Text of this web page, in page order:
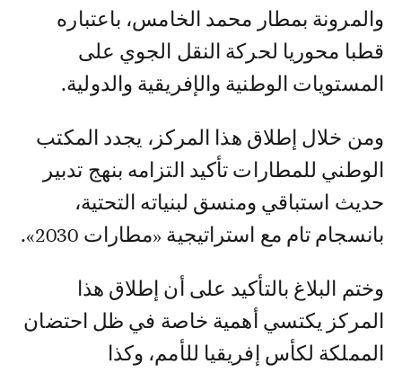
والمرونة بمطار محمد الخامس، باعتباره
قطبا محوريا لحركة النقل الجوي على
المستويات الوطنية والإفريقية والدولية.
ومن خلال إطلاق هذا المركز، يجدد المكتب
الوطني للمطارات تأكيد التزامه بنهج تدبير
حديث استباقي ومنسق لبنياته التحتية،
بانسجام تام مع استراتيجية «مطارات 2030».
وختم البلاغ بالتأكيد على أن إطلاق هذا
المركز يكتسي أهمية خاصة في ظل احتضان
المملكة لكأس إفريقيا للأمم، وكذا